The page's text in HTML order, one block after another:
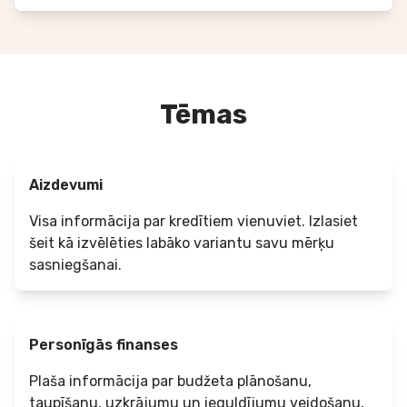
Tēmas
Aizdevumi
Visa informācija par kredītiem vienuviet. Izlasiet
šeit kā izvēlēties labāko variantu savu mērķu
sasniegšanai.
Personīgās finanses
Plaša informācija par budžeta plānošanu,
taupīšanu, uzkrājumu un ieguldījumu veidošanu,